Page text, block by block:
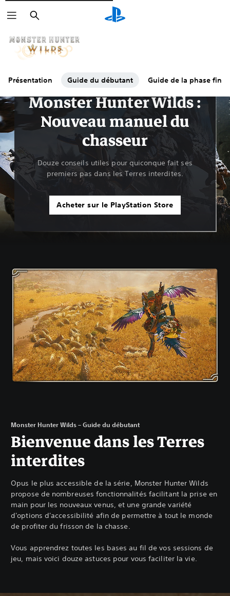
Rechercher
Présentation Guide du débutant Guide de la phase
Monster Hunter Wilds :
Nouveau manuel du
chasseur
Douze conseils utiles pour quiconque fait ses
premiers pas dans les Terres interdites.
Acheter sur le PlayStation Store
Monster Hunter Wilds – Guide du débutant
Bienvenue dans les Terres
interdites
Opus le plus accessible de la série, Monster Hunter Wilds
propose de nombreuses fonctionnalités facilitant la prise en
main pour les nouveaux venus, et une grande variété
d'options d'accessibilité afin de permettre à tout le monde
de profiter du frisson de la chasse.
Vous apprendrez toutes les bases au fil de vos sessions de
jeu, mais voici douze astuces pour vous faciliter la vie.